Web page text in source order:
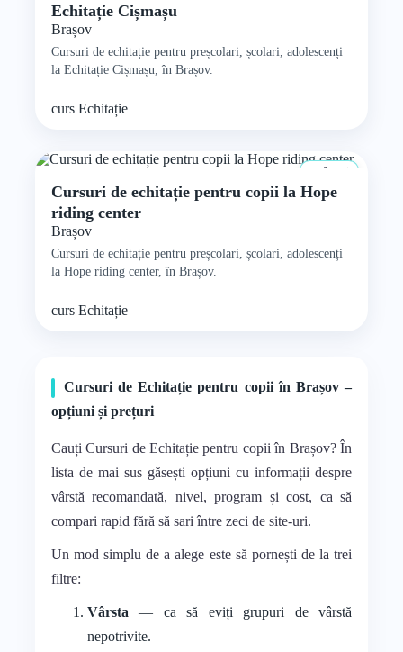
Echitație Cișmașu
Brașov
Cursuri de echitație pentru preșcolari, școlari, adolescenți
la Echitație Cișmașu, în Brașov.
curs Echitație
0+ ani
Cursuri de echitație pentru copii la Hope
riding center
Brașov
Cursuri de echitație pentru preșcolari, școlari, adolescenți
la Hope riding center, în Brașov.
curs Echitație
Cursuri de Echitație pentru copii în Brașov –
opțiuni și prețuri
Cauți Cursuri de Echitație pentru copii în Brașov? În
lista de mai sus găsești opțiuni cu informații despre
vârstă recomandată, nivel, program și cost, ca să
compari rapid fără să sari între zeci de site-uri.
Un mod simplu de a alege este să pornești de la trei
filtre:
Vârsta — ca să eviți grupuri de vârstă
nepotrivite.